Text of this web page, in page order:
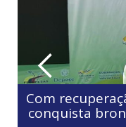
Kuster
17, na